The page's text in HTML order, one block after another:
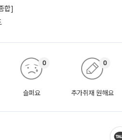
합]
슬퍼요
0
추가취재 원해요
0